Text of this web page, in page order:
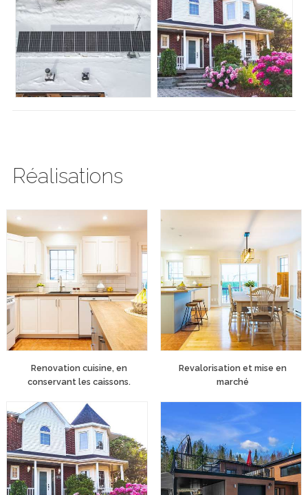
Réalisations
Renovation cuisine, en
conservant les caissons.
Revalorisation et mise en
marché